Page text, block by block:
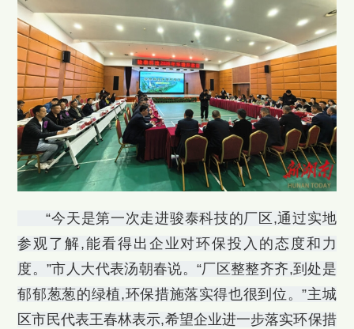
“今天是第一次走进骏泰科技的厂区,通过实地
参观了解,能看得出企业对环保投入的态度和力
度。”市人大代表汤朝春说。“厂区整整齐齐,到处是
郁郁葱葱的绿植,环保措施落实得也很到位。”主城
区市民代表王春林表示,希望企业进一步落实环保措